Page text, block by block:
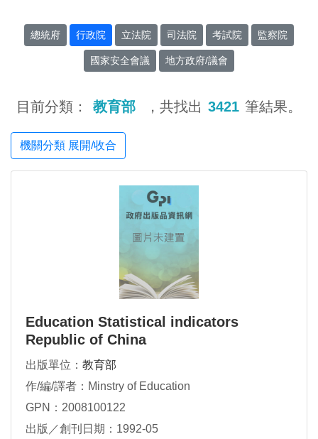
總統府 行政院 立法院 司法院 考試院 監察院
國家安全會議 地方政府/議會
目前分類： 教育部 ，共找出 3421 筆結果。
機關分類 展開/收合
Education Statistical indicators
Republic of China
出版單位： 教育部
作/編/譯者：Minstry of Education
GPN：2008100122
出版／創刊日期：1992-05